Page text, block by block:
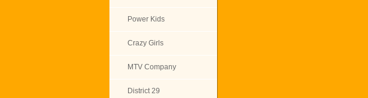
Power Kids
Crazy Girls
MTV Company
District 29